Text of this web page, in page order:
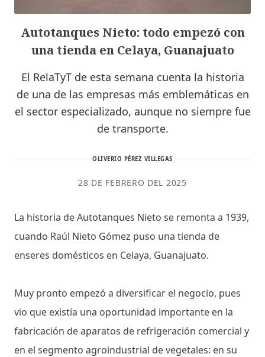
Autotanques Nieto: todo empezó con
una tienda en Celaya, Guanajuato
El RelaTyT de esta semana cuenta la historia
de una de las empresas más emblemáticas en
el sector especializado, aunque no siempre fue
de transporte.
OLIVERIO PÉREZ VILLEGAS
28 DE FEBRERO DEL 2025
La historia de Autotanques Nieto se remonta a 1939,
cuando Raúl Nieto Gómez puso una tienda de
enseres domésticos en Celaya, Guanajuato.
Muy pronto empezó a diversificar el negocio, pues
vio que existía una oportunidad importante en la
fabricación de aparatos de refrigeración comercial y
en el segmento agroindustrial de vegetales: en su